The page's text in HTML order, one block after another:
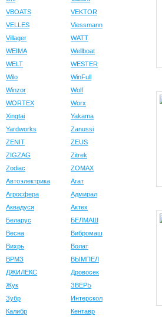
VBOATS
VEKTOR
VELLES
Viessmann
Villager
WATT
WEIMA
Wellboat
WELT
WESTER
Wilo
WinFull
Winzor
Wolf
WORTEX
Worx
Xingtai
Yakama
Yardworks
Zanussi
ZENIT
ZEUS
ZIGZAG
Zitrek
Zodiac
ZOMAX
Автоэлектрика
Агат
Агросфера
Адмирал
Аквадуся
Актех
Беларус
БЕЛМАШ
Весна
Вибромаш
Вихрь
Волат
ВРМЗ
ВЫМПЕЛ
ДЖИЛЕКС
Дровосек
Жук
ЗВЕРЬ
Зубр
Интерскол
Калибр
Кентавр